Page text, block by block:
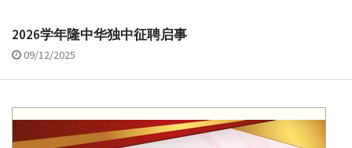
2026学年隆中华独中征聘启事
09/12/2025